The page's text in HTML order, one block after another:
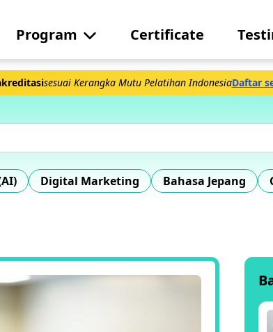
Program Certificate
sesuai Kerangka Mutu Pelatihan IndonesiaDaftar
Digital Marketing Bahasa Jepang